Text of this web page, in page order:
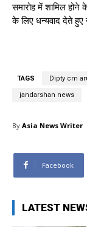
समारोह में शामिल
के लिए धन्यवाद देते
TAGS Dipty cm
jandarshan news
By Asia News Writer
Facebook
LATEST